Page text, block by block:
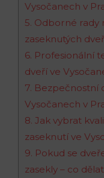
Vysočanech v
5. Odborné rady
zaseknutých
6. Profesionální
dveří ve
7. Bezpečnostní
Vysočanech v
8. Jak vybrat
zaseknutí ve
9. Pokud se
zasekly – co